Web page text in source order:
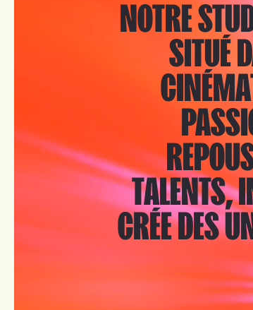
NOTRE
SITUÉ
TALENTS,
CRÉE DES